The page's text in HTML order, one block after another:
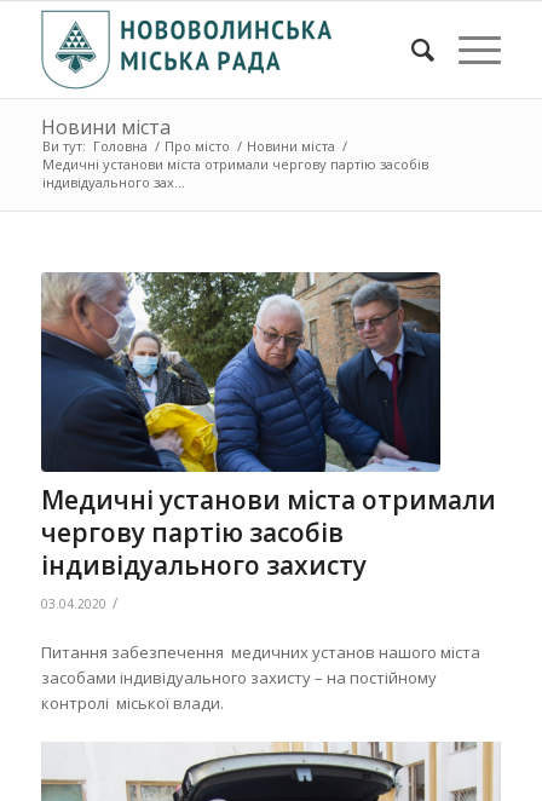
Новини міста
Ви тут: Головна / Про місто / Новини міста /
Медичні установи міста отримали чергову партію засобів
індивідуального зах...
Медичні установи міста отримали
чергову партію засобів
індивідуального захисту
03.04.2020 /
Питання забезпечення медичних установ нашого міста
засобами індивідуального захисту – на постійному
контролі міської влади.